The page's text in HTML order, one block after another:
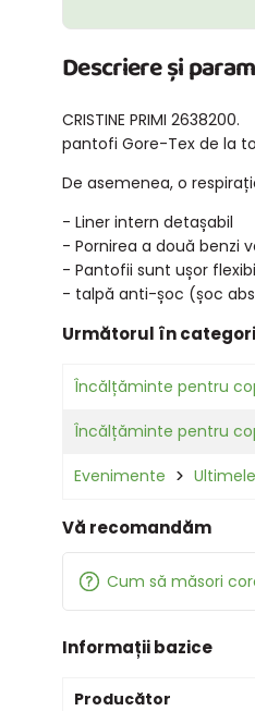
Descriere și
CRISTINE PRIMI 2638200.
pantofi Gore-Tex de la
De asemenea, o
- Liner intern detașabil
- Pornirea a două benzi
- Pantofii sunt ușor
- talpă anti-șoc (șoc
Următorul în
Încălțăminte pentru
Încălțăminte pentru
Evenimente
Vă recomandăm
Cum să măsori
Informații bazice
Producător